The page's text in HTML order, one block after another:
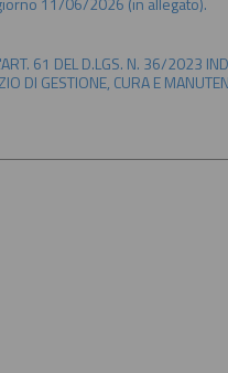
61 DEL D.LGS. N. 36/2023
DI GESTIONE, CURA E